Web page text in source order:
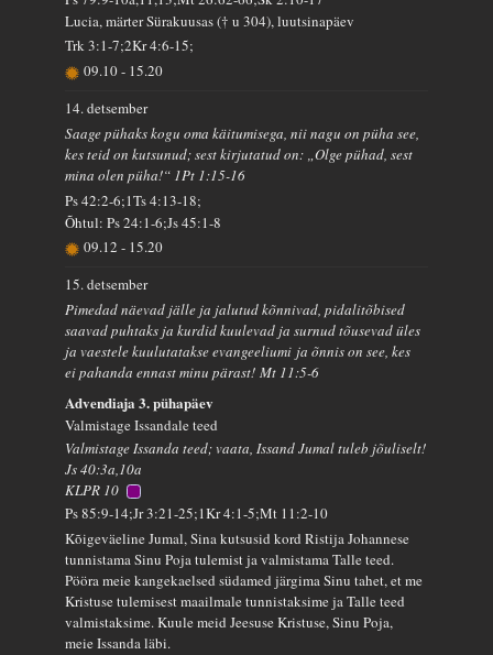
Lucia, märter Sürakuusas († u 304), luutsinapäev
Trk 3:1-7;2Kr 4:6-15;
09.10- 15.20
14. detsember
Saage pühaks kogu oma käitumisega, nii nagu on püha see,
kes teid on kutsunud; sest kirjutatud on: „Olge pühad, sest
mina olen püha!“ 1Pt 1:15-16
Ps 42:2-6;1Ts 4:13-18;
Õhtul: Ps 24:1-6;Js 45:1-8
09.12- 15.20
15. detsember
Pimedad näevad jälle ja jalutud kõnnivad, pidalitõbised
saavad puhtaks ja kurdid kuulevad ja surnud tõusevad üles
ja vaestele kuulutatakse evangeeliumi ja õnnis on see, kes
ei pahanda ennast minu pärast! Mt 11:5-6
Advendiaja 3. pühapäev
Valmistage Issandale teed
Valmistage Issanda teed; vaata, Issand Jumal tuleb jõuliselt!
Js 40:3a,10a
KLPR 10
Ps 85:9-14;Jr 3:21-25;1Kr 4:1-5;Mt 11:2-10
Kõigeväeline Jumal, Sina kutsusid kord Ristija Johannese
tunnistama Sinu Poja tulemist ja valmistama Talle teed.
Pööra meie kangekaelsed südamed järgima Sinu tahet, et me
Kristuse tulemisest maailmale tunnistaksime ja Talle teed
valmistaksime. Kuule meid Jeesuse Kristuse, Sinu Poja,
meie Issanda läbi.